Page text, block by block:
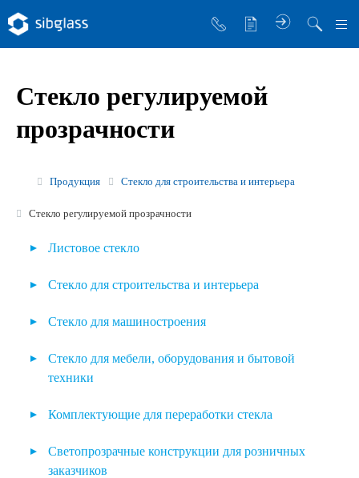
Управляющая компания
Sibglass Trade
Работа в Sibglass
Реквизиты
Новости и события
Продажа недвижимости
Продукция
Стекло регулируемой
прозрачности
Продукция Стекло для строительства и интерьера
Стекло регулируемой прозрачности
Листовое стекло
Зеркальное полотно
Стекло для строительства и интерьера
Закаленное стекло
Пожаробезопасное стекло
Стекло для машиностроения
Стекло для водного транспорта
Стекло для мебели, оборудования и бытовой
техники
Комплектующие для переработки стекла
Молекулярное сито
Светопрозрачные конструкции для розничных
заказчиков